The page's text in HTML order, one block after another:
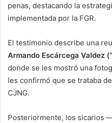
penas, destacando la
implementada por la FGR.
El testimonio describe una
Armando Escárcega Valdez
donde se les mostró una
les confirmó que se trataba
CJNG.
Posteriormente, los sicarios